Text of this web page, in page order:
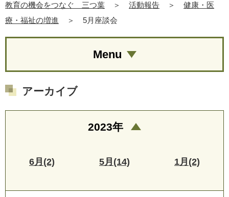
教育の機会をつなぐ 三つ葉
＞ 活動報告 ＞
健康・医
療・福祉の増進
＞ 5月座談会
Menu
アーカイブ
2023年
6月(2) 5月(14) 1月(2)